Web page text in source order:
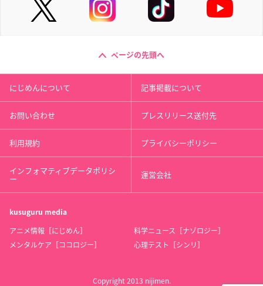
ページの先頭へ
にじめんについて 記事掲載について
お問い合わせ プレスリリース送付先
利用規約 プライバシーポリシー
インフォマティブデータポリシ
ー 運営会社
kusuguru media
アニメ情報［にじめん］
科学ニュース［ナゾロジー］
メンタルケア［ココロジー］
心理テスト［シンリ］
Copyright 2013 nijimen.